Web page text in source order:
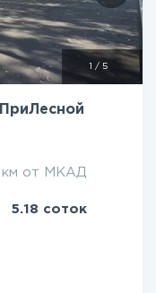
/ 5
км от МКАД
5.18 соток